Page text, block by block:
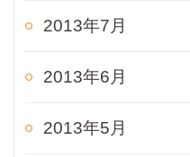
2013年7月
2013年6月
2013年5月